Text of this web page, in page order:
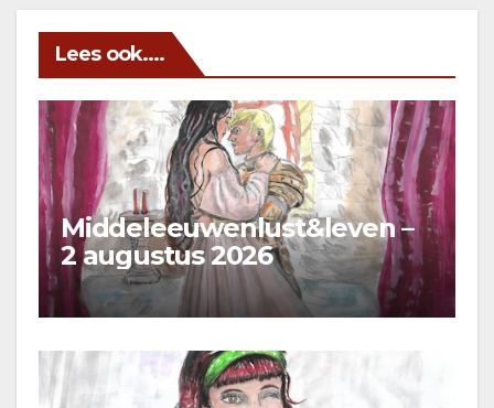
Lees ook....
Middeleeuwenlust&leven –
2 augustus 2026